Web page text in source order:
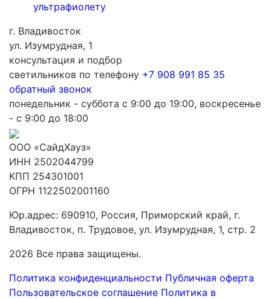
ультрафиолету
г. Владивосток
ул. Изумрудная, 1
консультация и подбор
светильников по телефону +7 908 991 85 35
обратный звонок
понедельник - суббота с 9:00 до 19:00, воскресенье
- с 9:00 до 18:00
ООО «СайдХауз»
ИНН 2502044799
КПП 254301001
ОГРН 1122502001160
Юр.адрес: 690910, Россия, Приморский край, г.
Владивосток, п. Трудовое, ул. Изумрудная, 1, стр. 2
2026 Все права защищены.
Политика конфиденциальности Публичная оферта
Пользовательское соглашение Политика в